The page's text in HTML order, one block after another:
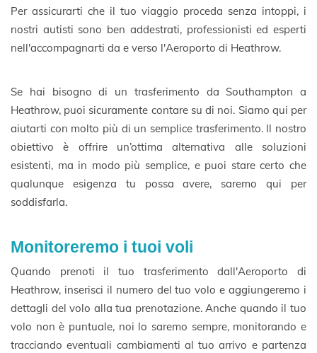
Per assicurarti che il tuo viaggio proceda senza intoppi, i
nostri autisti sono ben addestrati, professionisti ed esperti
nell'accompagnarti da e verso l'Aeroporto di Heathrow.
Se hai bisogno di un trasferimento da Southampton a
Heathrow, puoi sicuramente contare su di noi. Siamo qui per
aiutarti con molto più di un semplice trasferimento. Il nostro
obiettivo è offrire un’ottima alternativa alle soluzioni
esistenti, ma in modo più semplice, e puoi stare certo che
qualunque esigenza tu possa avere, saremo qui per
soddisfarla.
Monitoreremo i tuoi voli
Quando prenoti il tuo trasferimento dall'Aeroporto di
Heathrow, inserisci il numero del tuo volo e aggiungeremo i
dettagli del volo alla tua prenotazione. Anche quando il tuo
volo non è puntuale, noi lo saremo sempre, monitorando e
tracciando eventuali cambiamenti al tuo arrivo e partenza